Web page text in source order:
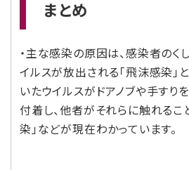
まとめ
・主な感染の原因は、感染者のく
イルスが放出される「飛沫感染」
いたウイルスがドアノブや手すり
付着し、他者がそれらに触れるこ
染」などが現在わかっています。